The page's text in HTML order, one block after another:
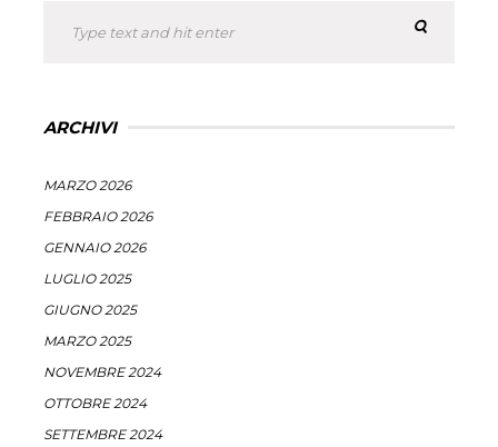
ARCHIVI
MARZO 2026
FEBBRAIO 2026
GENNAIO 2026
LUGLIO 2025
GIUGNO 2025
MARZO 2025
NOVEMBRE 2024
OTTOBRE 2024
SETTEMBRE 2024